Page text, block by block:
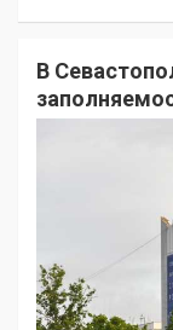
В